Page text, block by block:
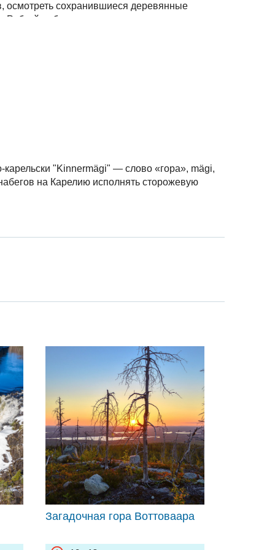
сопровождение, входные билеты
осмотреть сохранившиеся деревянные
бережно хранят и передают из
сопровождение, интерактивная
карельски "Kinnermägi" — слово «гора», mägi,
на Карелию исполнять сторожевую
сопровождение, чаепитие .
Загадочная гора Воттоваара